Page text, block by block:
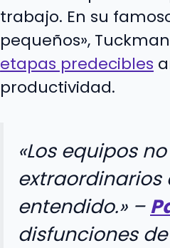
trabajo. En su
pequeños», Tuckman
etapas predecibles
productividad.
«Los equipos
extraordinarios
entendido.»–
disfunciones